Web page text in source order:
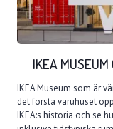
IKEA MUSEUM
IKEA Museum som är
det första varuhuset
IKEA:s historia och se